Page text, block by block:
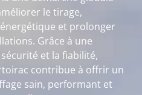
le tirage,
et prolonger
Grâce à une
et la fiabilité,
contribue à offrir un
sain, performant et